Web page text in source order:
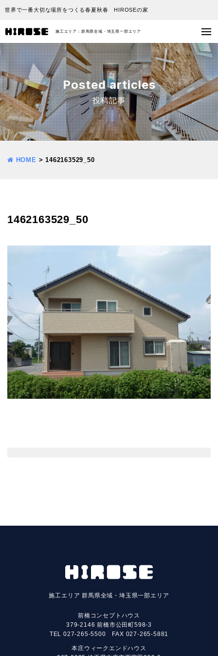
世界で一番大切な場所をつくる春夏秋春 HIROSEの家
施工エリア：群馬県全域・埼玉県一部エリア
Posted articles
投稿記事
HOME >1462163529_50
1462163529_50
施工エリア群馬県全域・埼玉県一部エリア
前橋コンセプトハウス
379-2146 前橋市公田町598-3
TEL 027-265-5500 FAX 027-265-5881
本庄ウィークエンドハウス